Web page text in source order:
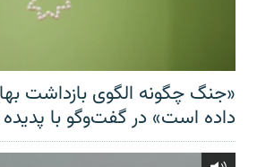
«جنگ چگونه الگوی بازداشت
داده است» در گفت‌وگو با پدیده